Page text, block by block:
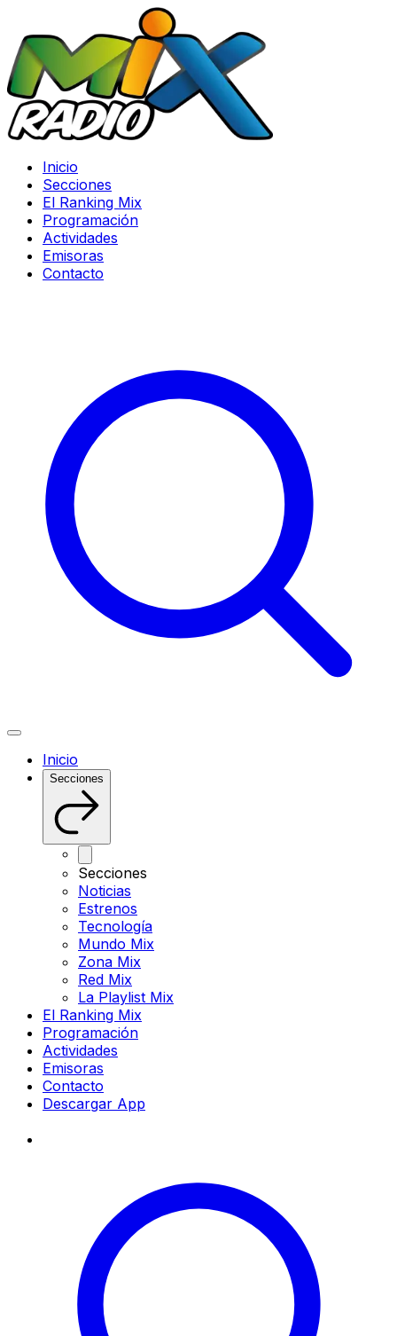
Inicio
Secciones
El Ranking Mix
Programación
Actividades
Emisoras
Contacto
Inicio
Secciones
Secciones
Noticias
Estrenos
Tecnología
Mundo Mix
Zona Mix
Red Mix
La Playlist Mix
El Ranking Mix
Programación
Actividades
Emisoras
Contacto
Descargar App